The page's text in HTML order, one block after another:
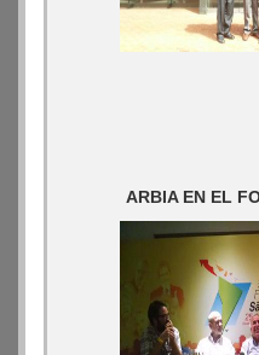
ARBIA EN EL